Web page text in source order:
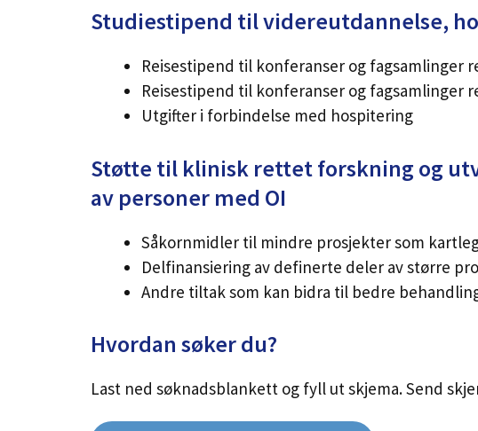
Studiestipend til videreutdannelse,
Reisestipend til konferanser og fagsamlinger
Reisestipend til konferanser og fagsamlinger
Utgifter i forbindelse med hospitering
Støtte til klinisk rettet forskning og
av personer med OI
Såkornmidler til mindre prosjekter som
Delfinansiering av definerte deler av større
Andre tiltak som kan bidra til bedre
Hvordan søker du?
Last ned søknadsblankett og fyll ut skjema. Send